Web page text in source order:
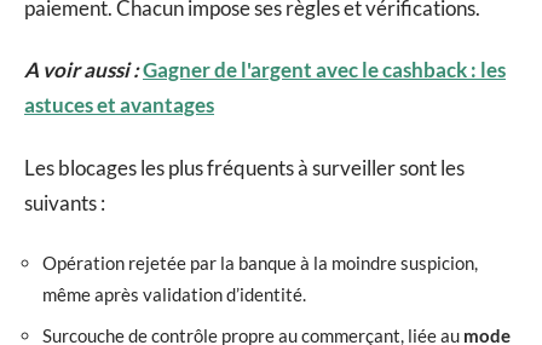
paiement. Chacun impose ses règles et vérifications.
A voir aussi :Gagner de l'argent avec le cashback : les
astuces et avantages
Les blocages les plus fréquents à surveiller sont les
suivants :
Opération rejetée par la banque à la moindre suspicion,
même après validation d’identité.
Surcouche de contrôle propre au commerçant, liée au mode